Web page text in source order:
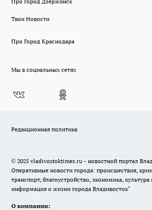
Твои Новости
Про Город Краснодара
Мы в социальных сетях
Редакционная политика
© 2025 vladivostoktimes.ru - новостной портал
Оперативные новости города: происшествия,
транспорт, благоустройство, экономика, культура
информация о жизни города Владивосток"
О компании: